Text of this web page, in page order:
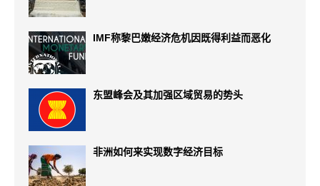
IMF称黎巴嫩经济危机因既得利益而恶化
东盟峰会及其加强区域贸易的势头
非洲如何来实现数字经济目标